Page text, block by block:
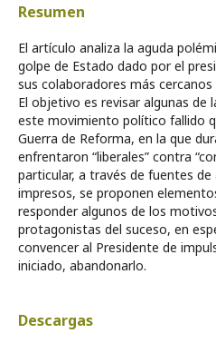
Resumen
El artículo analiza la aguda
golpe de Estado dado por el
sus colaboradores más
El objetivo es revisar algunas de
este movimiento político fallido
Guerra de Reforma, en la que
enfrentaron “liberales” contra
particular, a través de fuentes
impresos, se proponen
responder algunos de los
protagonistas del suceso, en
convencer al Presidente de
iniciado, abandonarlo.
Descargas